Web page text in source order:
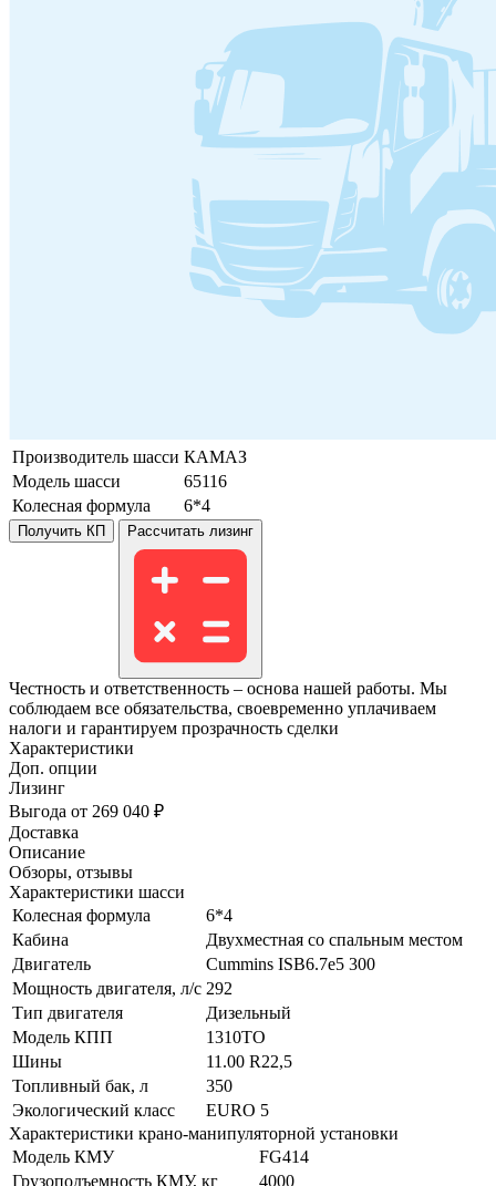
Производитель шасси КАМАЗ
Модель шасси
65116
Колесная формула
6*4
Получить КП Рассчитать лизинг
Честность и ответственность – основа нашей работы. Мы
соблюдаем все обязательства, своевременно уплачиваем
налоги и гарантируем прозрачность сделки
Характеристики
Доп. опции
Лизинг
Выгода от 269 040 ₽
Доставка
Описание
Обзоры, отзывы
Характеристики шасси
Колесная формула
6*4
Кабина
Двухместная со спальным местом
Двигатель
Cummins ISB6.7e5 300
Мощность двигателя, л/с 292
Тип двигателя
Дизельный
Модель КПП
1310TO
Шины
11.00 R22,5
Топливный бак, л
350
Экологический класс
EURO 5
Характеристики крано-манипуляторной установки
Модель КМУ
FG414
Грузоподъемность КМУ, кг
4000